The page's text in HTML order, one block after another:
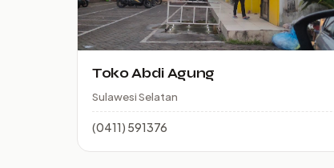
Toko Abdi Agung
Sulawesi Selatan
(0411) 591376